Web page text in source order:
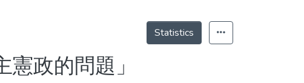
Statistics
政的問題」